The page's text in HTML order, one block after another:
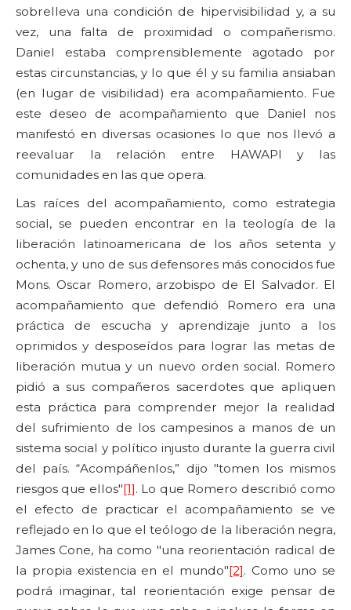
sobrelleva una condición de hipervisibilidad y, a su
vez, una falta de proximidad o compañerismo.
Daniel estaba comprensiblemente agotado por
estas circunstancias, y lo que él y su familia ansiaban
(en lugar de visibilidad) era acompañamiento. Fue
este deseo de acompañamiento que Daniel nos
manifestó en diversas ocasiones lo que nos llevó a
reevaluar la relación entre HAWAPI y las
comunidades en las que opera.
Las raíces del acompañamiento, como estrategia
social, se pueden encontrar en la teología de la
liberación latinoamericana de los años setenta y
ochenta, y uno de sus defensores más conocidos fue
Mons. Oscar Romero, arzobispo de El Salvador. El
acompañamiento que defendió Romero era una
práctica de escucha y aprendizaje junto a los
oprimidos y desposeídos para lograr las metas de
liberación mutua y un nuevo orden social. Romero
pidió a sus compañeros sacerdotes que apliquen
esta práctica para comprender mejor la realidad
del sufrimiento de los campesinos a manos de un
sistema social y político injusto durante la guerra civil
del país. “Acompáñenlos,” dijo "tomen los mismos
riesgos que ellos"[1]. Lo que Romero describió como
el efecto de practicar el acompañamiento se ve
reflejado en lo que el teólogo de la liberación negra,
James Cone, ha como "una reorientación radical de
la propia existencia en el mundo"[2]. Como uno se
podrá imaginar, tal reorientación exige pensar de